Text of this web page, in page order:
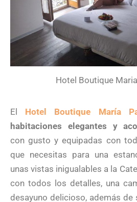
Hotel Boutique
El Hotel Boutique María
habitaciones elegantes y
con gusto y equipadas con
que necesitas para una
unas vistas inigualables a la
con todos los detalles, una
desayuno delicioso, además de